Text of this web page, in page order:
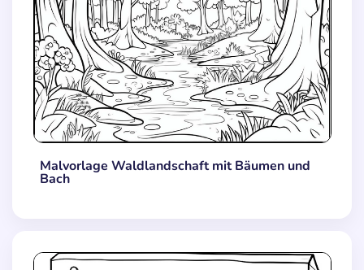
Malvorlage Waldlandschaft mit Bäumen und
Bach